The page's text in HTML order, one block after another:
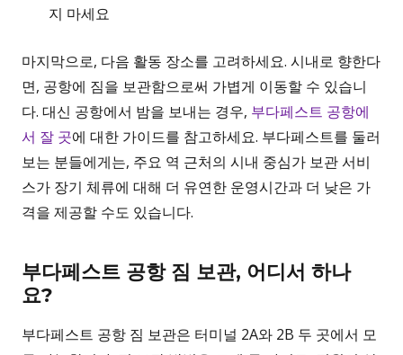
지 마세요
마지막으로, 다음 활동 장소를 고려하세요. 시내로 향한다
면, 공항에 짐을 보관함으로써 가볍게 이동할 수 있습니
다. 대신 공항에서 밤을 보내는 경우, 부다페스트 공항에
서 잘 곳에 대한 가이드를 참고하세요. 부다페스트를 둘러
보는 분들에게는, 주요 역 근처의 시내 중심가 보관 서비
스가 장기 체류에 대해 더 유연한 운영시간과 더 낮은 가
격을 제공할 수도 있습니다.
부다페스트 공항 짐 보관, 어디서 하나
요?
부다페스트 공항 짐 보관은 터미널 2A와 2B 두 곳에서 모